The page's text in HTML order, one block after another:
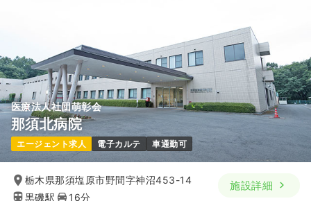
医療法人社団萌彰会
那須北病院
エージェント求人 電子カルテ 車通勤可
栃木県那須塩原市野間字神沼453-14
黒磯駅
16分
施設詳細